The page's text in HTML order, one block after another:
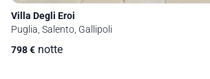
Villa Degli Eroi
Puglia, Salento, Gallipoli
798€ notte